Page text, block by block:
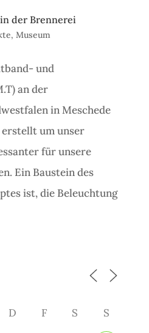
der Brennerei
, Museum
und
an der
in Meschede
um unser
für unsere
Ein Baustein des
ist, die Beleuchtung
D F S S